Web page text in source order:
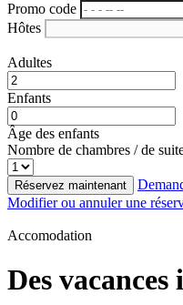
Promo code
Hôtes
Adultes
Enfants
Âge des enfants
Nombre de chambres / de
Réservez maintenant
Modifier ou annuler une
Accomodation
Des